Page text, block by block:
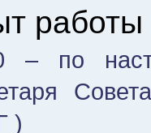
работы
– по
)